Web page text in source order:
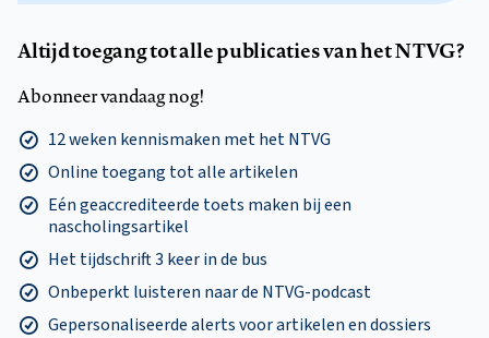
Altijd toegang tot alle publicaties van het NTVG?
Abonneer vandaag nog!
12 weken kennismaken met het NTVG
Online toegang tot alle artikelen
Eén geaccrediteerde toets maken bij een
nascholingsartikel
Het tijdschrift 3 keer in de bus
Onbeperkt luisteren naar de NTVG-podcast
Gepersonaliseerde alerts voor artikelen en dossiers